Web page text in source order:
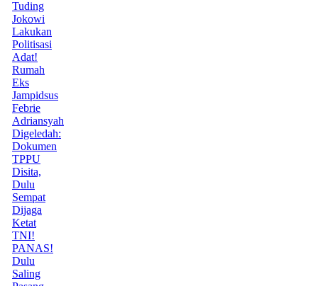
Tuding
Jokowi
Lakukan
Politisasi
Adat!
Rumah
Eks
Jampidsus
Febrie
Adriansyah
Digeledah:
Dokumen
TPPU
Disita,
Dulu
Sempat
Dijaga
Ketat
TNI!
PANAS!
Dulu
Saling